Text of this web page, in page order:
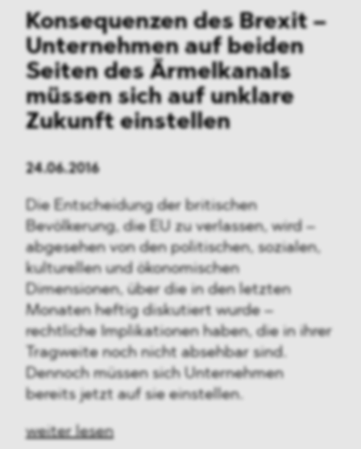
Konsequenzen des Brexit –
Unternehmen auf beiden
Seiten des Ärmelkanals
müssen sich auf unklare
Zukunft einstellen
24.06.2016
Die Entscheidung der britischen
Bevölkerung, die EU zu verlassen, wird –
abgesehen von den politischen, sozialen,
kulturellen und ökonomischen
Dimensionen, über die in den letzten
Monaten heftig diskutiert wurde –
rechtliche Implikationen haben, die in ihrer
Tragweite noch nicht absehbar sind.
Dennoch müssen sich Unternehmen
bereits jetzt auf sie einstellen.
weiter lesen